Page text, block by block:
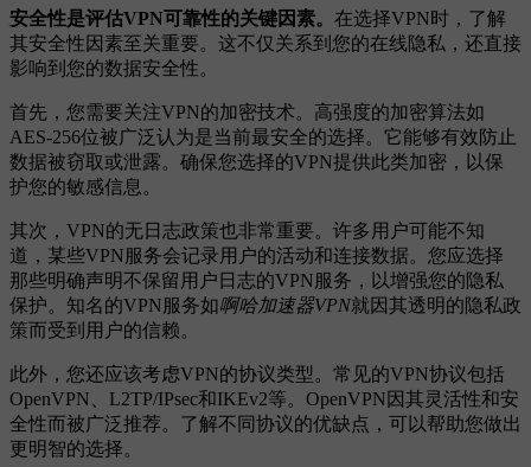
安全性是评估VPN可靠性的关键因素。 在选择VPN时，了解
其安全性因素至关重要。这不仅关系到您的在线隐私，还直接
影响到您的数据安全性。
首先，您需要关注VPN的加密技术。高强度的加密算法如
AES-256位被广泛认为是当前最安全的选择。它能够有效防止
数据被窃取或泄露。确保您选择的VPN提供此类加密，以保
护您的敏感信息。
其次，VPN的无日志政策也非常重要。许多用户可能不知
道，某些VPN服务会记录用户的活动和连接数据。您应选择
那些明确声明不保留用户日志的VPN服务，以增强您的隐私
保护。知名的VPN服务如啊哈加速器VPN就因其透明的隐私政
策而受到用户的信赖。
此外，您还应该考虑VPN的协议类型。常见的VPN协议包括
OpenVPN、L2TP/IPsec和IKEv2等。OpenVPN因其灵活性和安
全性而被广泛推荐。了解不同协议的优缺点，可以帮助您做出
更明智的选择。